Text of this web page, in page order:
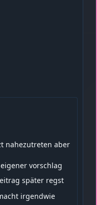
nahezutreten aber
vorschlag
später regst
irgendwie